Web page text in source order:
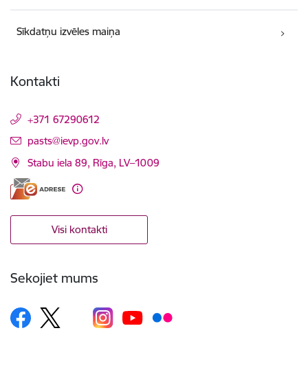
Sīkdatņu izvēles maiņa
Kontakti
+371 67290612
E-pasts:
pasts@ievp.gov.lv
Stabu iela 89, Rīga, LV–1009
Visi kontakti
Sekojiet mums